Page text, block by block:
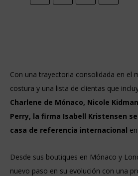
Con una trayectoria consolidada en el
costura y una lista de clientas que
Charlene de Mónaco, Nicole
Perry, la firma Isabell Kristensen
casa de referencia internacional
Desde sus boutiques en Mónaco y
nuevo paso en su evolución con una